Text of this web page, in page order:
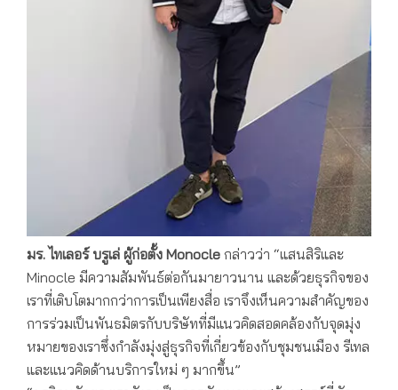
มร. ไทเลอร์ บรูเล่ ผู้ก่อตั้ง Monocle กล่าวว่า “แสนสิริและ
Minocle มีความสัมพันธ์ต่อกันมายาวนาน และด้วยธุรกิจของ
เราที่เติบโตมากกว่าการเป็นเพียงสื่อ เราจึงเห็นความสำคัญของ
การร่วมเป็นพันธมิตรกับบริษัทที่มีแนวคิดสอดคล้องกับจุดมุ่ง
หมายของเราซึ่งกำลังมุ่งสู่ธุรกิจที่เกี่ยวข้องกับชุมชนเมือง รีเทล
และแนวคิดด้านบริการใหม่ ๆ มากขึ้น”